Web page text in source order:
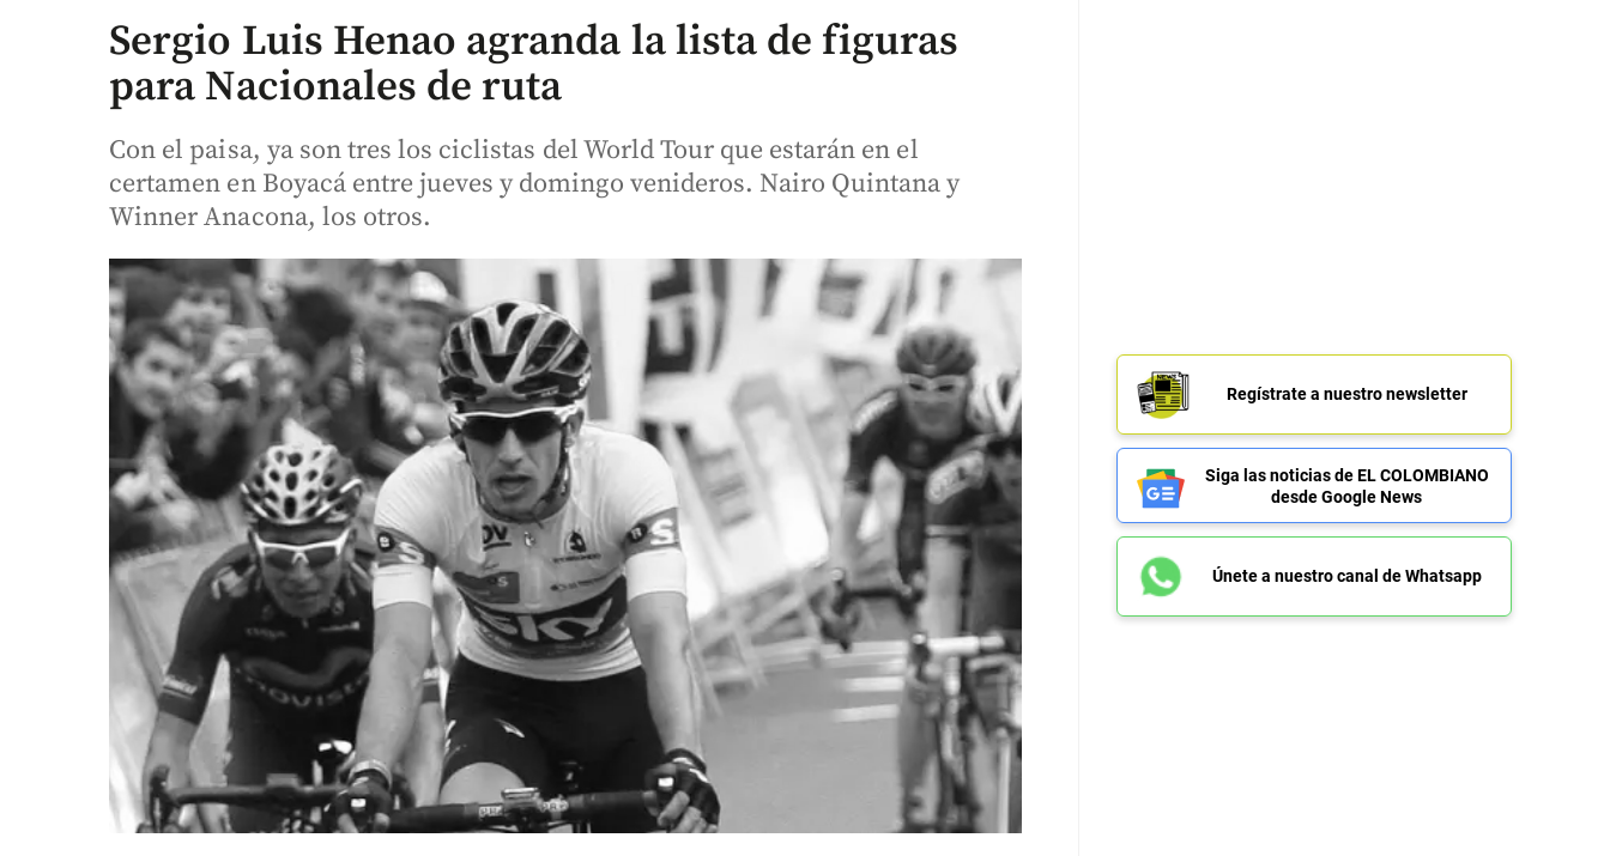
Sergio Luis Henao agranda la lista de figuras
para Nacionales de ruta
Con el paisa, ya son tres los ciclistas del World Tour que estarán en el
certamen en Boyacá entre jueves y domingo venideros. Nairo Quintana y
Winner Anacona, los otros.
Regístrate a nuestro newsletter
Siga las noticias de EL COLOMBIANO
desde Google News
Únete a nuestro canal de Whatsapp